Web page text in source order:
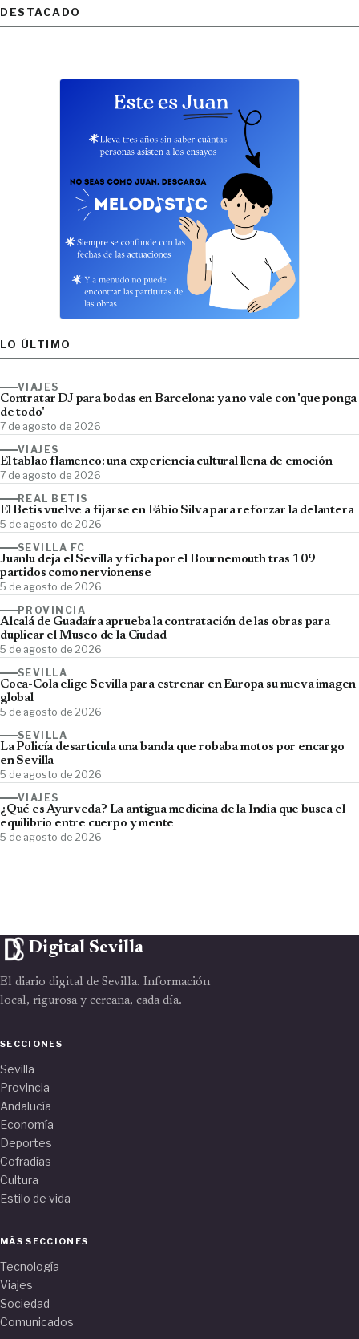
DESTACADO
LO ÚLTIMO
VIAJES
Contratar DJ para bodas en Barcelona: ya no vale con 'que ponga
de todo'
7 de agosto de 2026
VIAJES
El tablao flamenco: una experiencia cultural llena de emoción
7 de agosto de 2026
REAL BETIS
El Betis vuelve a fijarse en Fábio Silva para reforzar la delantera
5 de agosto de 2026
SEVILLA FC
Juanlu deja el Sevilla y ficha por el Bournemouth tras 109
partidos como nervionense
5 de agosto de 2026
PROVINCIA
Alcalá de Guadaíra aprueba la contratación de las obras para
duplicar el Museo de la Ciudad
5 de agosto de 2026
SEVILLA
Coca-Cola elige Sevilla para estrenar en Europa su nueva imagen
global
5 de agosto de 2026
SEVILLA
La Policía desarticula una banda que robaba motos por encargo
en Sevilla
5 de agosto de 2026
VIAJES
¿Qué es Ayurveda? La antigua medicina de la India que busca el
equilibrio entre cuerpo y mente
5 de agosto de 2026
Digital Sevilla
El diario digital de Sevilla. Información
local, rigurosa y cercana, cada día.
SECCIONES
Sevilla
Provincia
Andalucía
Economía
Deportes
Cofradías
Cultura
Estilo de vida
MÁS SECCIONES
Tecnología
Viajes
Sociedad
Comunicados